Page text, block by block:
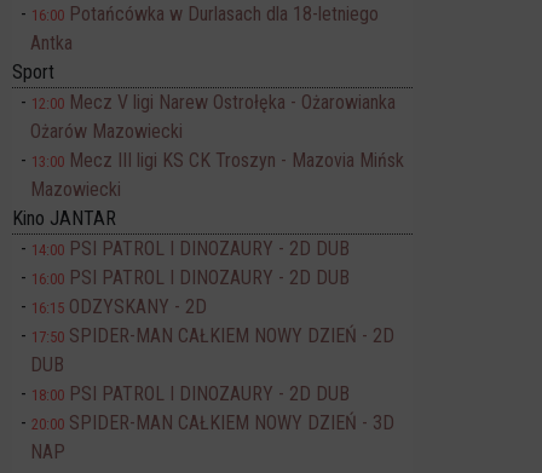
16:00 Potańcówka w Durlasach dla 18-letniego
Antka
Sport
12:00 Mecz V ligi Narew Ostrołęka - Ożarowianka
Ożarów Mazowiecki
13:00 Mecz III ligi KS CK Troszyn - Mazovia Mińsk
Mazowiecki
Kino JANTAR
14:00 PSI PATROL I DINOZAURY - 2D DUB
16:00 PSI PATROL I DINOZAURY - 2D DUB
16:15 ODZYSKANY - 2D
17:50 SPIDER-MAN CAŁKIEM NOWY DZIEŃ - 2D
DUB
18:00 PSI PATROL I DINOZAURY - 2D DUB
20:00 SPIDER-MAN CAŁKIEM NOWY DZIEŃ - 3D
NAP